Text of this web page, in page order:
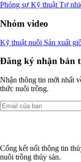
Phóng sự Kỹ thuật Tự
Nhóm video
Kỹ thuật nuôi Sản xuất
Đăng ký nhận bản
Nhận thông tin mới nhất
thức nuôi trồng.
Cổng kết nối thông tin
nuôi trồng thủy sản.